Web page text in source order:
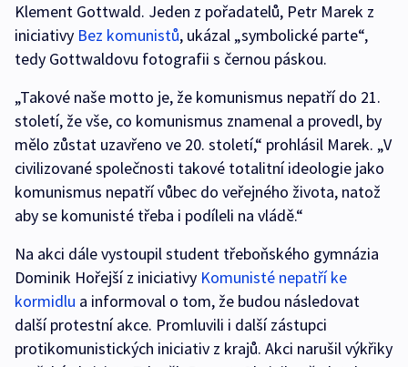
Klement Gottwald. Jeden z pořadatelů, Petr Marek z
iniciativy Bez komunistů, ukázal „symbolické parte“,
tedy Gottwaldovu fotografii s černou páskou.
„Takové naše motto je, že komunismus nepatří do 21.
století, že vše, co komunismus znamenal a provedl, by
mělo zůstat uzavřeno ve 20. století,“ prohlásil Marek. „V
civilizované společnosti takové totalitní ideologie jako
komunismus nepatří vůbec do veřejného života, natož
aby se komunisté třeba i podíleli na vládě.“
Na akci dále vystoupil student třeboňského gymnázia
Dominik Hořejší z iniciativy Komunisté nepatří ke
kormidlu a informoval o tom, že budou následovat
další protestní akce. Promluvili i další zástupci
protikomunistických iniciativ z krajů. Akci narušil výkřiky